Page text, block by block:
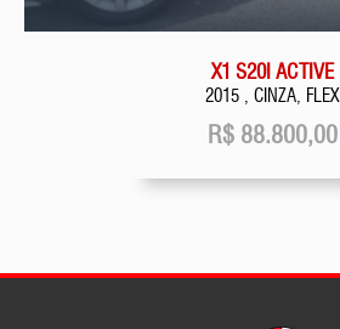
X1 S20I ACTIVE
2015 , CINZA, FLEX
R$88.800,00